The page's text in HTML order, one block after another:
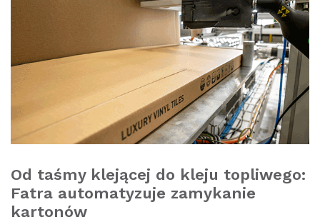
Od taśmy klejącej do kleju topliwego:
Fatra automatyzuje zamykanie
kartonów